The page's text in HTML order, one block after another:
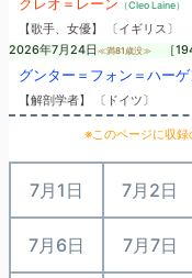
（Cleo Laine）
【歌手、女優】 〔イギリス〕
2026年7月24日 ≪満81歳没≫ ［
グンター＝フォン＝ハーゲ
【解剖学者】 〔ドイツ〕
※このページに収
7月1日 7月2日
7月6日 7月7日